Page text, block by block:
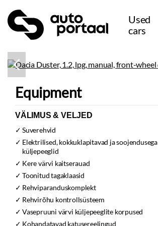
Used
cars
Equipment
VÄLIMUS & VELJED
Suverehvid
Elektrilised, kokkuklapitavad ja soojendusega
küljepeeglid
Kere värvi kaitserauad
Toonitud tagaklaasid
Rehviparanduskomplekt
Rehvirõhu kontrollsüsteem
Vasepruuni värvi küljepeeglite korpused
Kohandatavad katusereelingud